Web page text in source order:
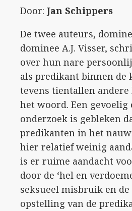
Door: Jan Schippers
De twee auteurs,
dominee A.J. Visser,
over hun nare
als predikant binnen de
tevens tientallen
het woord. Een
onderzoek is gebleken
predikanten in het
hier relatief weinig
is er ruime aandacht
door de ‘hel en
seksueel misbruik en
opstelling van de